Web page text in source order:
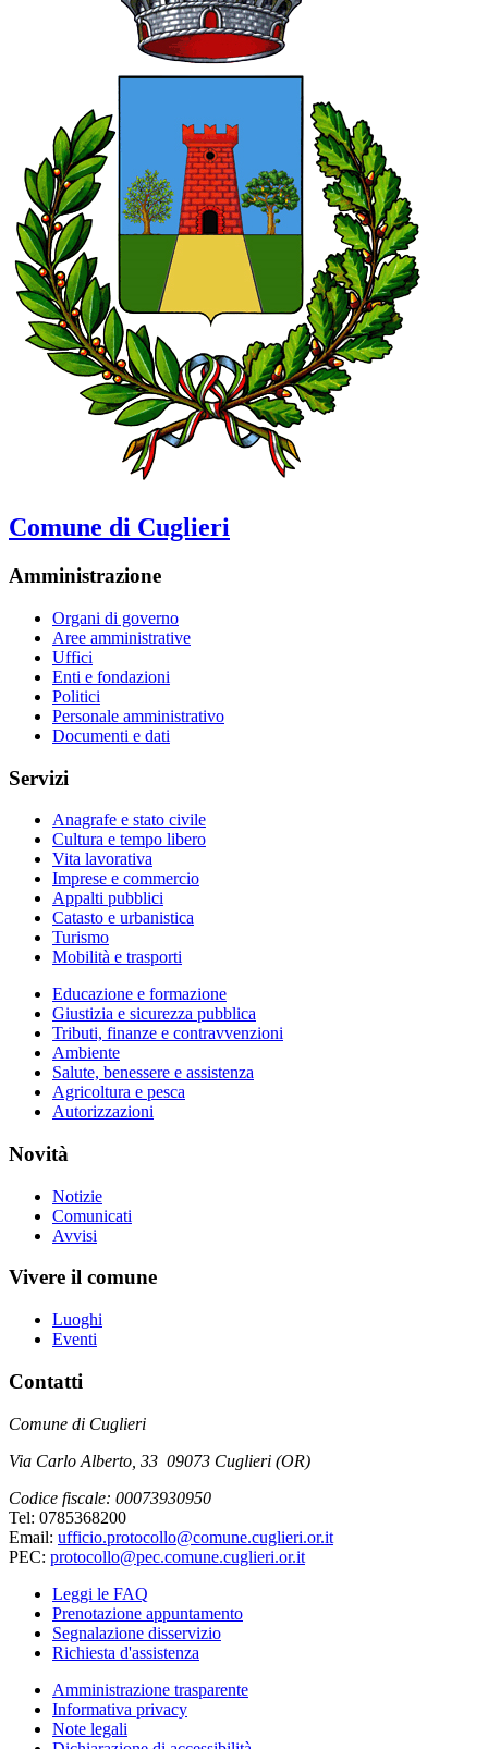
Comune di Cuglieri
Amministrazione
Organi di governo
Aree amministrative
Uffici
Enti e fondazioni
Politici
Personale amministrativo
Documenti e dati
Servizi
Anagrafe e stato civile
Cultura e tempo libero
Vita lavorativa
Imprese e commercio
Appalti pubblici
Catasto e urbanistica
Turismo
Mobilità e trasporti
Educazione e formazione
Giustizia e sicurezza pubblica
Tributi, finanze e contravvenzioni
Ambiente
Salute, benessere e assistenza
Agricoltura e pesca
Autorizzazioni
Novità
Notizie
Comunicati
Avvisi
Vivere il comune
Luoghi
Eventi
Contatti
Comune di Cuglieri
Via Carlo Alberto, 33 09073 Cuglieri (OR)
Codice fiscale: 00073930950
Tel: 0785368200
Email: ufficio.protocollo@comune.cuglieri.or.it
PEC: protocollo@pec.comune.cuglieri.or.it
Leggi le FAQ
Prenotazione appuntamento
Segnalazione disservizio
Richiesta d'assistenza
Amministrazione trasparente
Informativa privacy
Note legali